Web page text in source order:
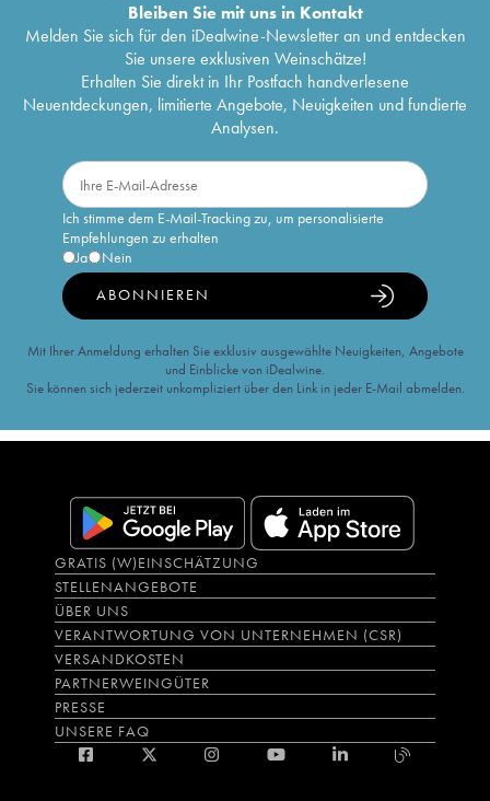
Bleiben Sie mit uns in Kontakt
Melden Sie sich für den iDealwine-Newsletter an und entdecken
Sie unsere exklusiven Weinschätze!
Erhalten Sie direkt in Ihr Postfach handverlesene
Neuentdeckungen, limitierte Angebote, Neuigkeiten und fundierte
Analysen.
Ich stimme dem E-Mail-Tracking zu, um personalisierte
Empfehlungen zu erhalten
Ja
Nein
ABONNIEREN
Mit Ihrer Anmeldung erhalten Sie exklusiv ausgewählte Neuigkeiten, Angebote
und Einblicke von iDealwine.
Sie können sich jederzeit unkompliziert über den Link in jeder E-Mail abmelden.
GRATIS (W)EINSCHÄTZUNG
STELLENANGEBOTE
ÜBER UNS
VERANTWORTUNG VON UNTERNEHMEN (CSR)
VERSANDKOSTEN
PARTNERWEINGÜTER
PRESSE
UNSERE FAQ